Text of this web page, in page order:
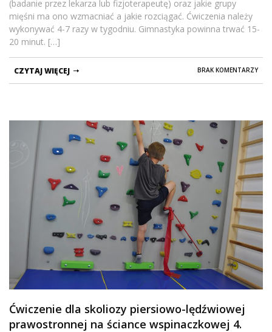
(badanie przez lekarza lub fizjoterapeutę) oraz jakie grupy
mięśni ma ono wzmacniać a jakie rozciągać. Ćwiczenia należy
wykonywać 4-7 razy w tygodniu. Gimnastyka powinna trwać 15-
20 minut. […]
BRAK KOMENTARZY
CZYTAJ WIĘCEJ
Ćwiczenie dla skoliozy piersiowo-lędźwiowej
prawostronnej na ściance wspinaczkowej 4.